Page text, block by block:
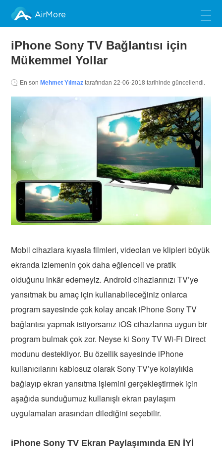
AirMore
iPhone Sony TV Bağlantısı için
Mükemmel Yollar
En son Mehmet Yılmaz tarafından22-06-2018 tarihinde güncellendi.
Mobil cihazlara kıyasla filmleri, videoları ve klipleri büyük
ekranda izlemenin çok daha eğlenceli ve pratik
olduğunu inkâr edemeyiz. Android cihazlarınızı TV’ye
yansıtmak bu amaç için kullanabileceğiniz onlarca
program sayesinde çok kolay ancak iPhone Sony TV
bağlantısı yapmak istiyorsanız iOS cihazlarına uygun bir
program bulmak çok zor. Neyse ki Sony TV Wi-Fi Direct
modunu destekliyor. Bu özellik sayesinde iPhone
kullanıcılarını kablosuz olarak Sony TV’ye kolaylıkla
bağlayıp ekran yansıtma işlemini gerçekleştirmek için
aşağıda sunduğumuz kullanışlı ekran paylaşım
uygulamaları arasından dilediğini seçebilir.
iPhone Sony TV Ekran Paylaşımında EN İYİ